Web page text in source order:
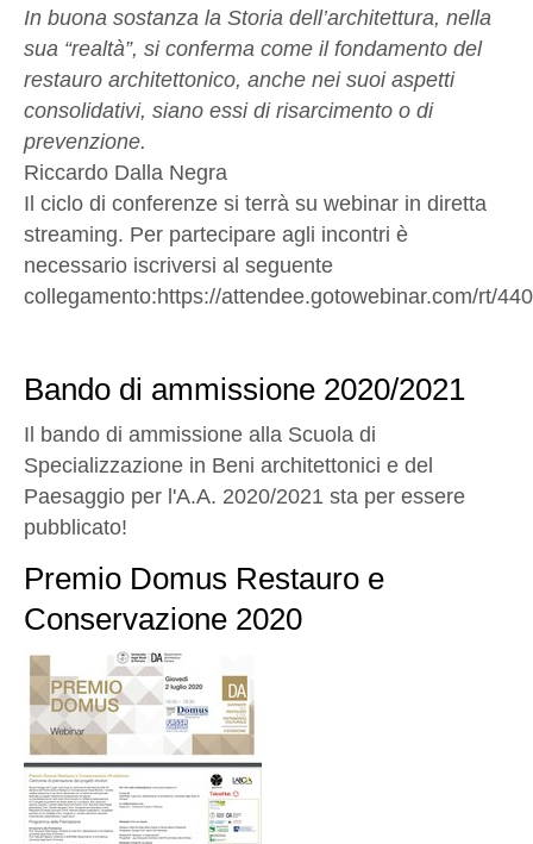
In buona sostanza la Storia dell’architettura, nella
sua “realtà”, si conferma come il fondamento del
restauro architettonico, anche nei suoi aspetti
consolidativi, siano essi di risarcimento o di
prevenzione.
Riccardo Dalla Negra
Il ciclo di conferenze si terrà su webinar in diretta
streaming. Per partecipare agli incontri è
necessario iscriversi al seguente
collegamento:https://attendee.gotowebinar.com/rt/
Bando di ammissione 2020/2021
Il bando di ammissione alla Scuola di
Specializzazione in Beni architettonici e del
Paesaggio per l'A.A. 2020/2021 sta per essere
pubblicato!
Premio Domus Restauro e
Conservazione 2020